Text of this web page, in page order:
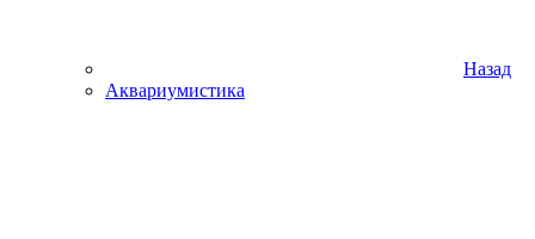
Назад
Аквариумистика